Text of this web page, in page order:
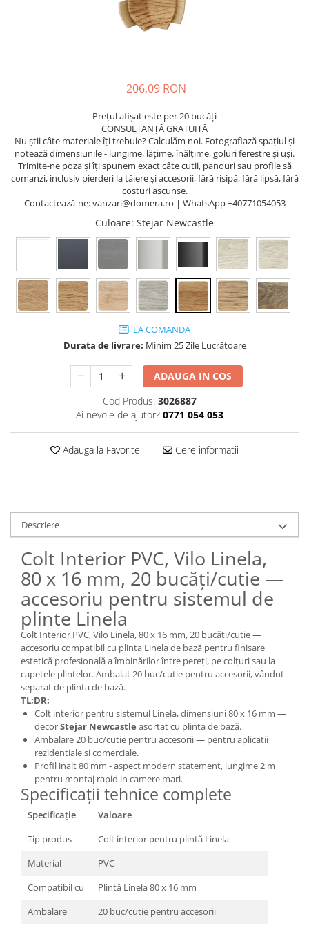
206,09 RON
Prețul afișat este per 20 bucăți
CONSULTANȚĂ GRATUITĂ
Nu știi câte materiale îți trebuie? Calculăm noi. Fotografiază spațiul și
notează dimensiunile - lungime, lățime, înălțime, goluri ferestre și uși.
Trimite-ne poza și îți spunem exact câte cutii, panouri sau profile să
comanzi, inclusiv pierderi la tăiere și accesorii, fără risipă, fără lipsă, fără
costuri ascunse.
Contactează-ne: vanzari@domera.ro | WhatsApp +40771054053
Culoare: Stejar Newcastle
LA COMANDA
Durata de livrare: Minim 25 Zile Lucrătoare
ADAUGA IN COS
Cod Produs: 3026887
Ai nevoie de ajutor? 0771 054 053
Adauga la Favorite Cere informatii
Descriere
Colt Interior PVC, Vilo Linela,
80 x 16 mm, 20 bucăți/cutie —
accesoriu pentru sistemul de
plinte Linela
Colt Interior PVC, Vilo Linela, 80 x 16 mm, 20 bucăți/cutie —
accesoriu compatibil cu plinta Linela de bază pentru finisare
estetică profesională a îmbinărilor între pereți, pe colțuri sau la
capetele plintelor. Ambalat 20 buc/cutie pentru accesorii, vândut
separat de plinta de bază.
TL;DR:
Colt interior pentru sistemul Linela, dimensiuni 80 x 16 mm —
decorStejar Newcastle asortat cu plinta de bază.
Ambalare 20 buc/cutie pentru accesorii — pentru aplicatii
rezidentiale si comerciale.
Profil inalt 80 mm - aspect modern statement, lungime 2 m
pentru montaj rapid in camere mari.
Specificații tehnice complete
Specificație
Valoare
Tip produs
Colt interior pentru plintă Linela
Material
PVC
Compatibil cu
Plintă Linela 80 x 16 mm
Ambalare
20 buc/cutie pentru accesorii